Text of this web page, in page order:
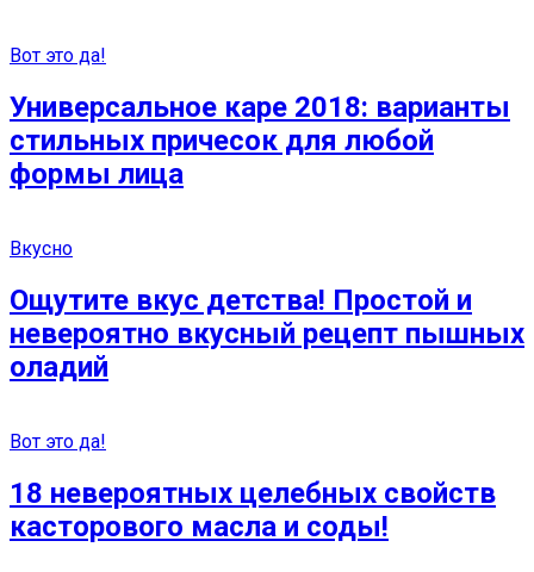
Вот это да!
Универсальное каре 2018: варианты
стильных причесок для любой
формы лица
Вкусно
Ощутите вкус детства! Простой и
невероятно вкусный рецепт пышных
оладий
Вот это да!
18 невероятных целебных свойств
касторового масла и соды!